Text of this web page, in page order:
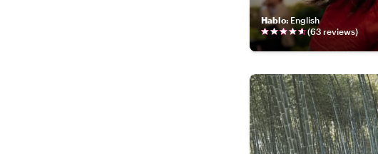
Hablo: English
(63 reviews)